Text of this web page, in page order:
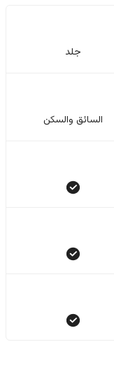
جلد
السائق والسکن